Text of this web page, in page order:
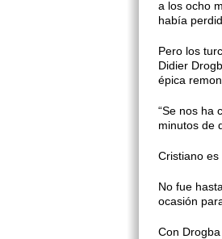
a los ocho
había
Pero los
Didier
épica
“Se nos ha
minutos de
Cristiano es
No fue
ocasión
Con